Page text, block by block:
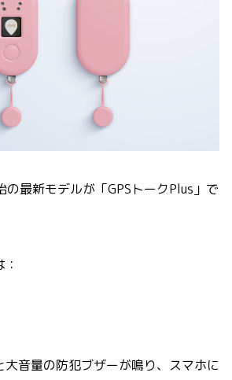
最新モデルが「GPSトークPlus」で
大音量の防犯ブザーが鳴り、スマホに